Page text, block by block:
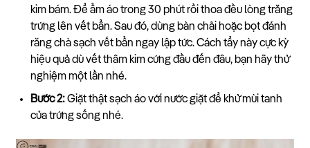
kim bám. Để ẩm áo trong 30 phút rồi thoa đều lòng trắng
trứng lên vết bẩn. Sau đó, dùng bàn chải hoặc bọt đánh
răng chà sạch vết bẩn ngay lập tức. Cách tẩy này cực kỳ
hiệu quả dù vết thâm kim cứng đầu đến đâu, bạn hãy thử
nghiệm một lần nhé.
Bước 2:Giặt thật sạch áo với nước giặt để khử mùi tanh
của trứng sống nhé.